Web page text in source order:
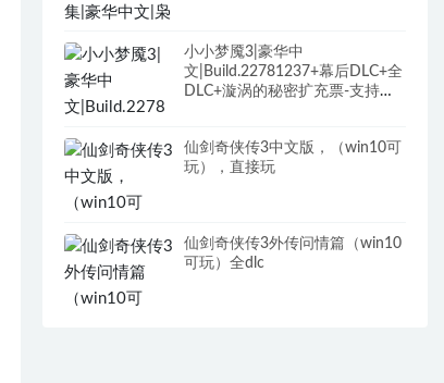
小小梦魇3|豪华中
文|Build.22781237+幕后DLC+全
DLC+漩涡的秘密扩充票-支持手
仙剑奇侠传3中文版，（win10可
玩），直接玩
仙剑奇侠传3外传问情篇（win10
可玩）全dlc